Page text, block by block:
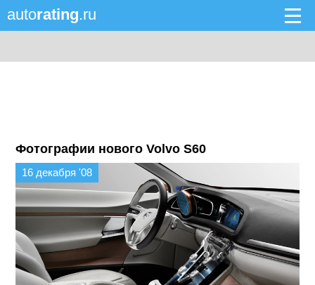
autorating.ru
Фотографии нового Volvo S60
16 декабря '08